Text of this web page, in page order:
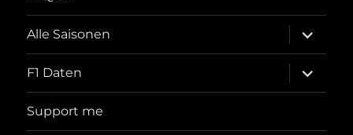
Alle Saisonen
öffnen
F1 Daten
öffnen
Support me